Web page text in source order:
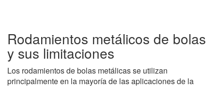
Rodamientos metálicos de bolas
y sus limitaciones
Los rodamientos de bolas metálicas se utilizan
principalmente en la mayoría de las aplicaciones de la